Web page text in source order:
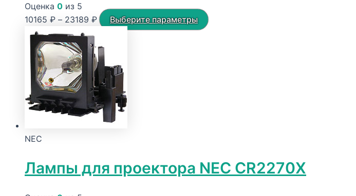
Оценка 0 из 5
10165 ₽ – 23189 ₽Диапазон
10165 ₽
–
23189 ₽
Выберите параметры
Этот
NEC
Лампы для проектора NEC CR2270X